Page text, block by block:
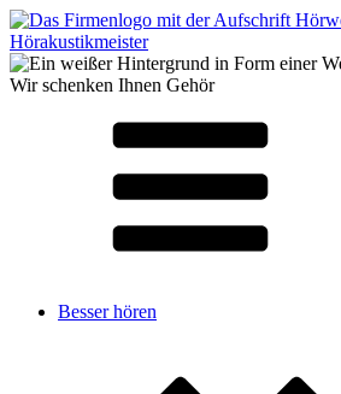
Wir schenken Ihnen Gehör
Besser hören